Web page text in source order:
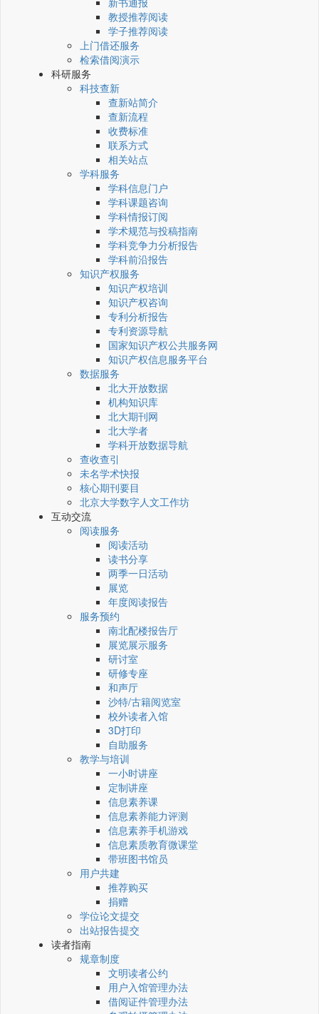
教授推荐阅读
学子推荐阅读
上门借还服务
检索借阅演示
科研服务
科技查新
查新站简介
查新流程
收费标准
联系方式
相关站点
学科服务
学科信息门户
学科课题咨询
学科情报订阅
学术规范与投稿指南
学科竞争力分析报告
学科前沿报告
知识产权服务
知识产权培训
知识产权咨询
专利分析报告
专利资源导航
国家知识产权公共服务网
知识产权信息服务平台
数据服务
北大开放数据
机构知识库
北大期刊网
北大学者
学科开放数据导航
查收查引
未名学术快报
核心期刊要目
北京大学数字人文工作坊
互动交流
阅读服务
阅读活动
读书分享
两季一日活动
展览
年度阅读报告
服务预约
南北配楼报告厅
展览展示服务
研讨室
研修专座
和声厅
沙特/古籍阅览室
校外读者入馆
3D打印
自助服务
教学与培训
一小时讲座
定制讲座
信息素养课
信息素养能力评测
信息素养手机游戏
信息素质教育微课堂
带班图书馆员
用户共建
推荐购买
捐赠
学位论文提交
出站报告提交
读者指南
规章制度
文明读者公约
用户入馆管理办法
借阅证件管理办法